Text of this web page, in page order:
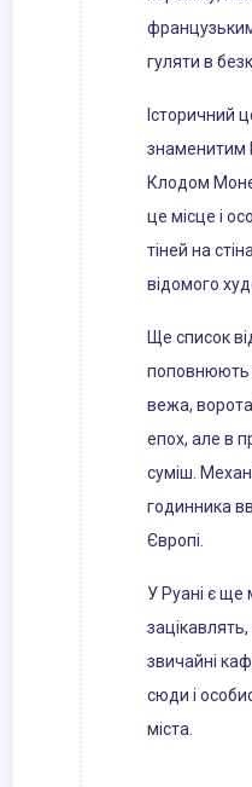
гуляти в
Історичний
знаменитим
Клодом Моне
це місце і
тіней на
відомого
Ще список
поповнюють
вежа,
епох, але в
суміш.
годинника
Європі.
У Руані є ще
зацікавлять,
звичайні
сюди і
міста.